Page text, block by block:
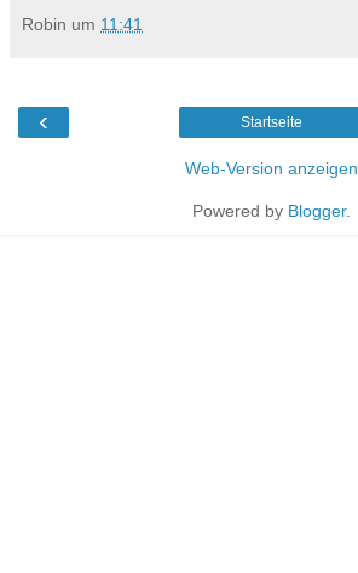
Robin um 11:41
‹ Startseite
Web-Version anzeigen
Powered by Blogger.